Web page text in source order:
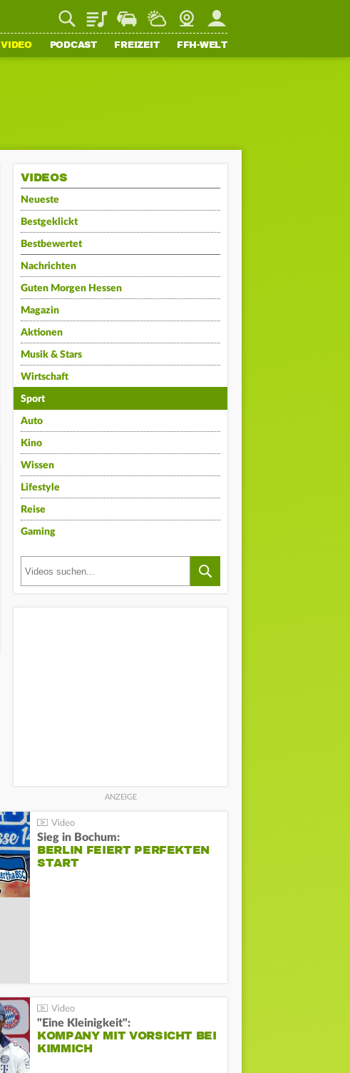
PlaylistStaupilotWetterWebcamMein FFH
VIDEO PODCAST FREIZEIT FFH-WELT
VIDEOS
Neueste
Bestgeklickt
Bestbewertet
Nachrichten
Guten Morgen Hessen
Magazin
Aktionen
Musik & Stars
Wirtschaft
Sport
Auto
Kino
Wissen
Lifestyle
Reise
Gaming
Sieg in Bochum:
BERLIN FEIERT PERFEKTEN
START
"Eine Kleinigkeit":
KOMPANY MIT VORSICHT BEI
KIMMICH